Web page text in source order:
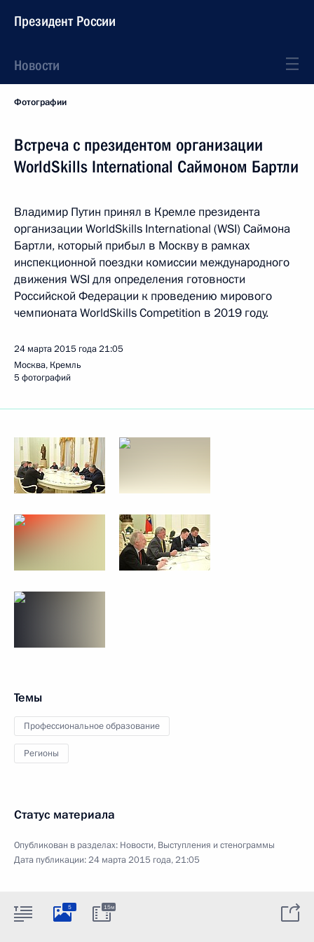
Президент России
Новости
Фотографии
Встреча с президентом организации
WorldSkills International Саймоном Бартли
Владимир Путин принял в Кремле президента
организации WorldSkills International (WSI) Саймона
Бартли, который прибыл в Москву в рамках
инспекционной поездки комиссии международного
движения WSI для определения готовности
Российской Федерации к проведению мирового
чемпионата WorldSkills Competition в 2019 году.
24 марта 2015 года21:05
Москва, Кремль
5 фотографий
Темы
Профессиональное образование
Регионы
Статус материала
Опубликован в разделах: Новости, Выступления и стенограммы
Дата публикации:24 марта 2015 года, 21:05
5 15м